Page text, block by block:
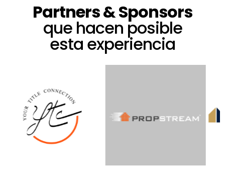
Partners & Sponsors
que hacen posible
esta experiencia